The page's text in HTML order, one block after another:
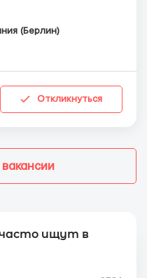
(Берлин)
Откликнуться
ищут в